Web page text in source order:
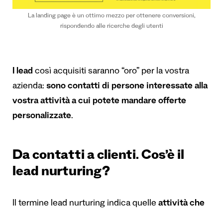
La landing page è un ottimo mezzo per ottenere conversioni,
rispondendo alle ricerche degli utenti
I lead così acquisiti saranno “oro” per la vostra
azienda: sono contatti di persone interessate alla
vostra attività a cui potete mandare offerte
personalizzate.
Da contatti a clienti. Cos’è il
lead nurturing?
Il termine lead nurturing indica quelle attività che